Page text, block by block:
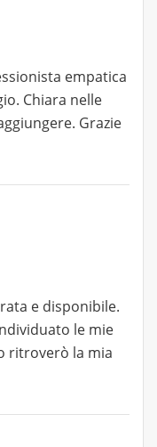
empatica
Chiara nelle
Grazie
e disponibile.
le mie
ritroverò la mia